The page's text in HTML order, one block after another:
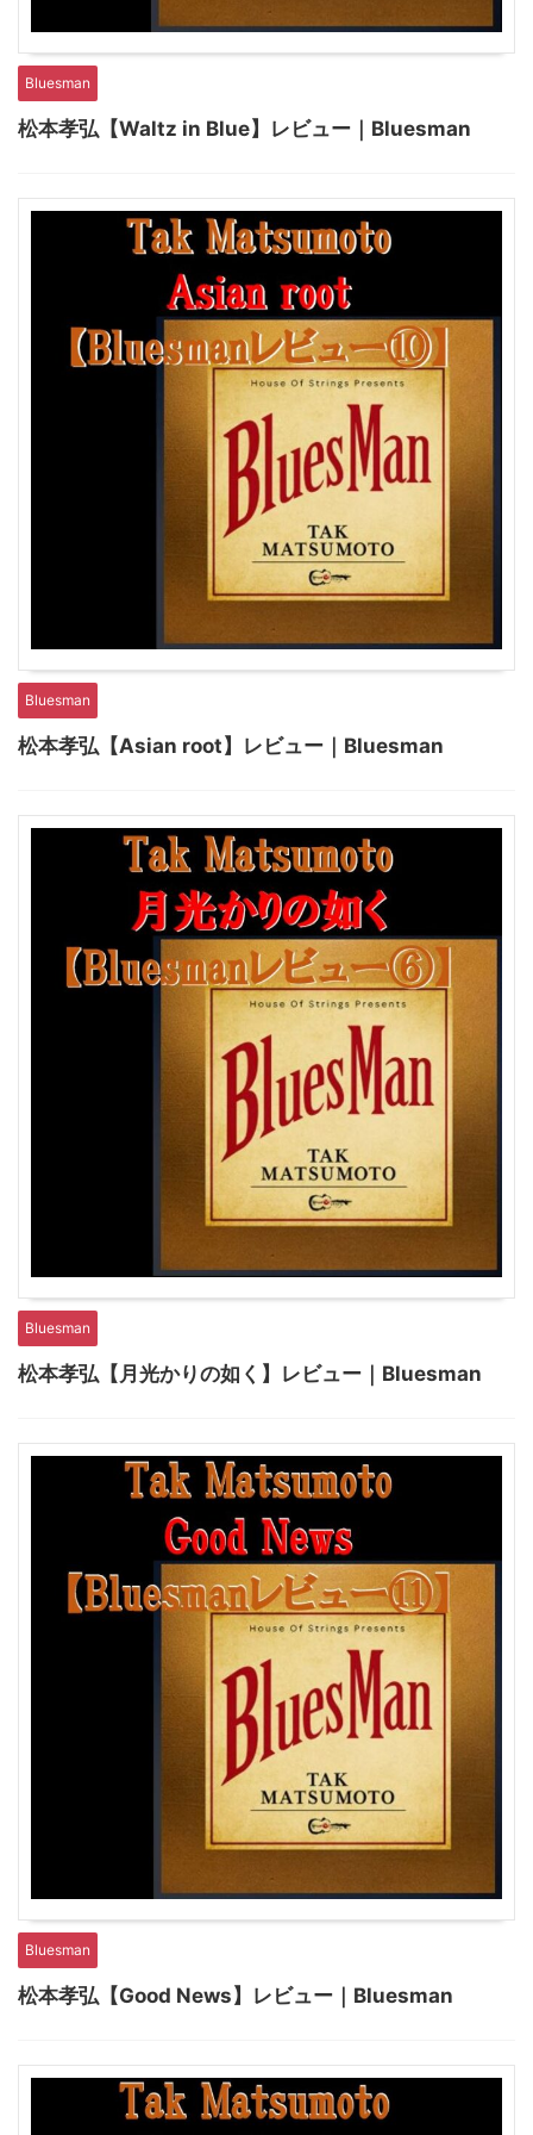
Bluesman
松本孝弘【Waltz in Blue】レビュー｜Bluesman
Bluesman
松本孝弘【Asian root】レビュー｜Bluesman
Bluesman
松本孝弘【月光かりの如く】レビュー｜Bluesman
Bluesman
松本孝弘【Good News】レビュー｜Bluesman